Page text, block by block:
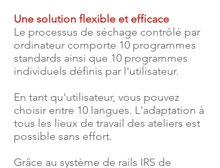
Une solution flexible et efficace
Le processus de séchage contrôlé par
ordinateur comporte 10 programmes
standards ainsi que 10 programmes
individuels définis par l'utilisateur.
En tant qu'utilisateur, vous pouvez
choisir entre 10 langues. L'adaptation à
tous les lieux de travail des ateliers est
possible sans effort.
Grâce au système de rails IRS de